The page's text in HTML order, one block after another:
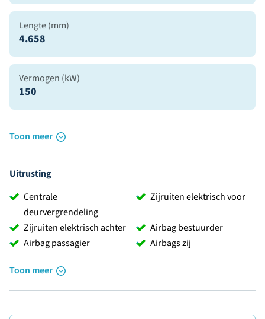
Lengte (mm)
4.658
Vermogen (kW)
150
Toon meer
Uitrusting
Centrale
deurvergrendeling
Zijruiten elektrisch voor
Zijruiten elektrisch achter
Airbag bestuurder
Airbag passagier
Airbags zij
Toon meer